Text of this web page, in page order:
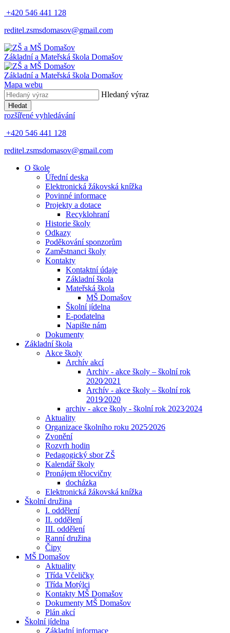
+420 546 441 128
reditel.zsmsdomasov@gmail.com
Základní a Mateřská škola Domašov
Základní a Mateřská škola Domašov
Mapa webu
Hledaný výraz
Hledat
rozšířené vyhledávání
+420 546 441 128
reditel.zsmsdomasov@gmail.com
O škole
Úřední deska
Elektronická žákovská knížka
Povinné informace
Projekty a dotace
Recyklohraní
Historie školy
Odkazy
Poděkování sponzorům
Zaměstnanci školy
Kontakty
Kontaktní údaje
Základní škola
Mateřská škola
MŠ Domašov
Školní jídelna
E-podatelna
Napište nám
Dokumenty
Základní škola
Akce školy
Archív akcí
Archiv - akce školy – školní rok
2020⁄2021
Archív - akce školy – školní rok
2019⁄2020
archiv - akce školy - školní rok 2023⁄2024
Aktuality
Organizace školního roku 2025⁄2026
Zvonění
Rozvrh hodin
Pedagogický sbor ZŠ
Kalendář školy
Pronájem tělocvičny
docházka
Elektronická žákovská knížka
Školní družina
I. oddělení
II. oddělení
III. oddělení
Ranní družina
Čipy
MŠ Domašov
Aktuality
Třída Včeličky
Třída Motýlci
Kontakty MŠ Domašov
Dokumenty MŠ Domašov
Plán akcí
Školní jídelna
Základní informace